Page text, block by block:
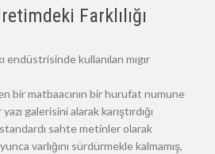
Farklılığı
endüstrisinde kullanılan mıgır
bir matbaacının bir hurufat numune
galerisini alarak karıştırdığı
sahte metinler olarak
varlığını sürdürmekle kalmamış,